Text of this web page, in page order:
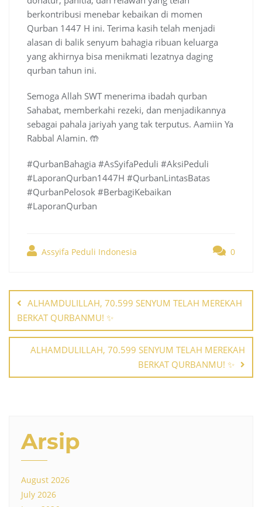
berkontribusi menebar kebaikan di momen
Qurban 1447 H ini. Terima kasih telah menjadi
alasan di balik senyum bahagia ribuan keluarga
yang akhirnya bisa menikmati lezatnya daging
qurban tahun ini.
Semoga Allah SWT menerima ibadah qurban
Sahabat, memberkahi rezeki, dan menjadikannya
sebagai pahala jariyah yang tak terputus. Aamiin Ya
Rabbal Alamin. 🤲
#QurbanBahagia #AsSyifaPeduli #AksiPeduli
#LaporanQurban1447H #QurbanLintasBatas
#QurbanPelosok #BerbagiKebaikan
#LaporanQurban
Assyifa Peduli Indonesia 0
navigation
ALHAMDULILLAH, 70.599 SENYUM TELAH MEREKAH
BERKAT QURBANMU! ✨
ALHAMDULILLAH, 70.599 SENYUM TELAH MEREKAH
BERKAT QURBANMU! ✨
Arsip
August 2026
July 2026